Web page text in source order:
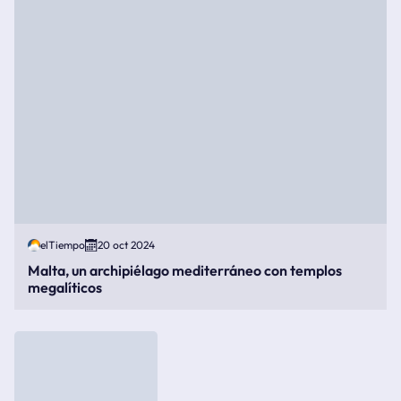
elTiempo 20 oct 2024
Malta, un archipiélago mediterráneo con templos
megalíticos